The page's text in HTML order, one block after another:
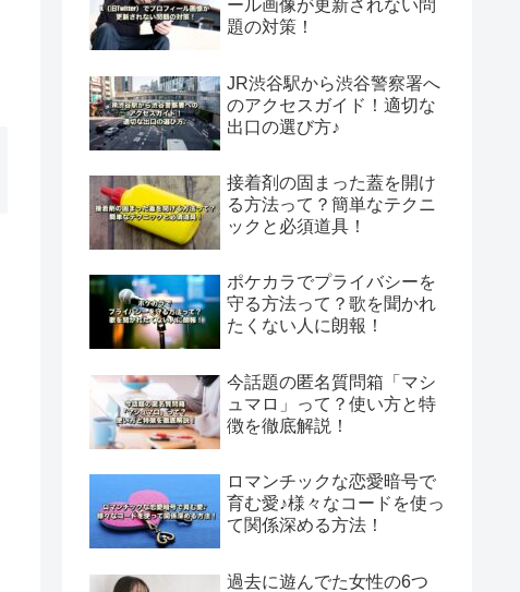
ール画像が更新されない問
題の対策！
JR渋谷駅から渋谷警察署へ
のアクセスガイド！適切な
出口の選び方♪
接着剤の固まった蓋を開け
る方法って？簡単なテクニ
ックと必須道具！
ポケカラでプライバシーを
守る方法って？歌を聞かれ
たくない人に朗報！
今話題の匿名質問箱「マシ
ュマロ」って？使い方と特
徴を徹底解説！
ロマンチックな恋愛暗号で
育む愛♪様々なコードを使っ
て関係深める方法！
過去に遊んでた女性の6つ